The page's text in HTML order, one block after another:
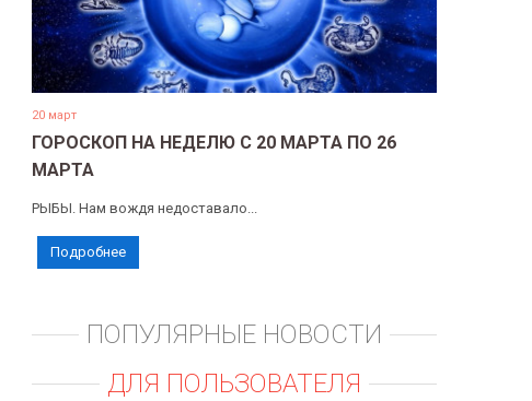
20 март
ГОРОСКОП НА НЕДЕЛЮ С 20 МАРТА ПО 26
МАРТА
РЫБЫ. Нам вождя недоставало...
Подробнее
ПОПУЛЯРНЫЕ НОВОСТИ
ДЛЯ ПОЛЬЗОВАТЕЛЯ